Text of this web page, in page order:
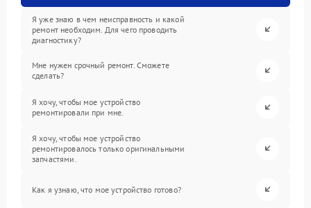
Я уже знаю в чем неисправность и какой
ремонт необходим. Для чего проводить
диагностику?
Мне нужен срочный ремонт. Сможете
сделать?
Я хочу, чтобы мое устройство
ремонтировали при мне.
Я хочу, чтобы мое устройство
ремонтировалось только оригинальными
запчастями.
Как я узнаю, что мое устройство готово?